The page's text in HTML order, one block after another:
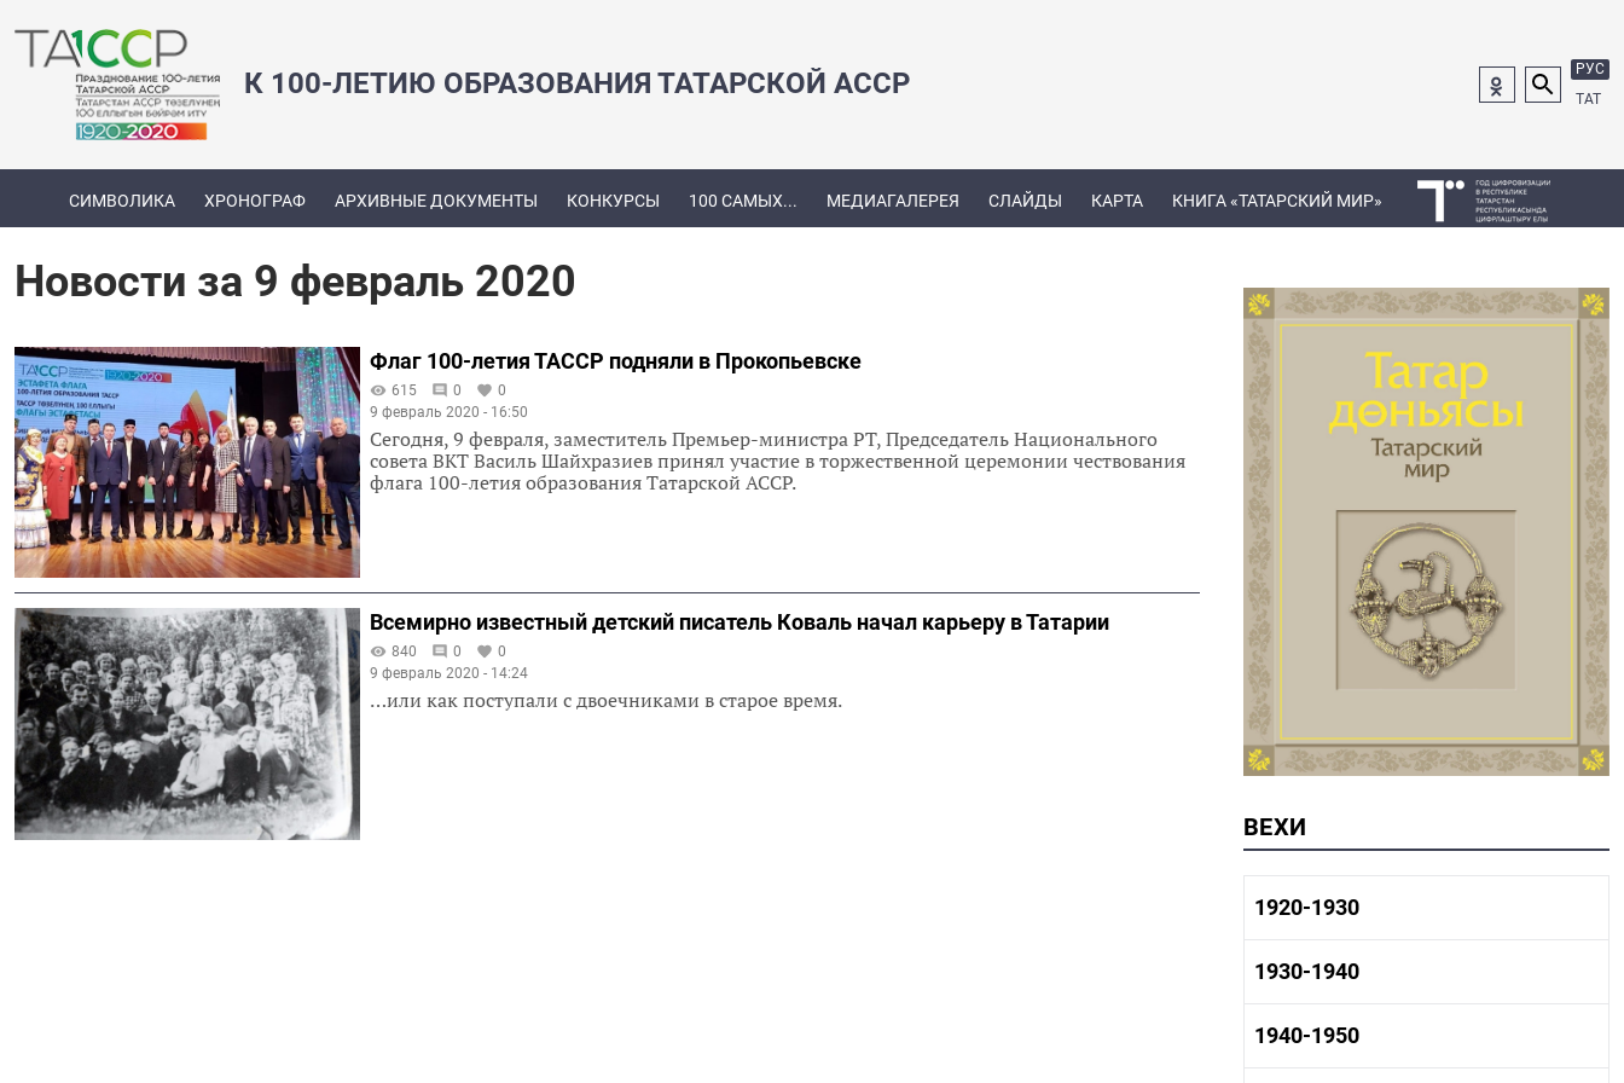
К 100-ЛЕТИЮ ОБРАЗОВАНИЯ ТАТАРСКОЙ АССР
РУС
ТАТ
СИМВОЛИКА ХРОНОГРАФ АРХИВНЫЕ ДОКУМЕНТЫ КОНКУРСЫ 100 САМЫХ... МЕДИАГАЛЕРЕЯ СЛАЙДЫ КАРТА КНИГА «ТАТАРСКИЙ МИР»
Новости за 9 февраль 2020
Флаг 100-летия ТАССР подняли в Прокопьевске
615 0
0
9 февраль 2020 - 16:50
Сегодня, 9 февраля, заместитель Премьер-министра РТ, Председатель Национального
совета ВКТ Василь Шайхразиев принял участие в торжественной церемонии чествования
флага 100-летия образования Татарской АССР.
Всемирно известный детский писатель Коваль начал карьеру в Татарии
840 0
0
9 февраль 2020 - 14:24
…или как поступали с двоечниками в старое время.
ВЕХИ
1920-1930
1920-1930 история
1920-1930 культура
1930-1940
1930-1940 история
1930-1940 культура
1940-1950